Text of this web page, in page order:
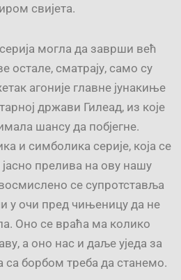
свијета.
могла да заврши већ
остале, сматрају, само су
агоније главне јунакиње
држави Гилеад, из које
шансу да побјегне.
и симболика серије, која се
јасно прелива на ову нашу
се супротставља
у очи пред чињеницу да не
Оно се враћа ма колико
а оно нас и даље уједа за
са борбом треба да станемо.